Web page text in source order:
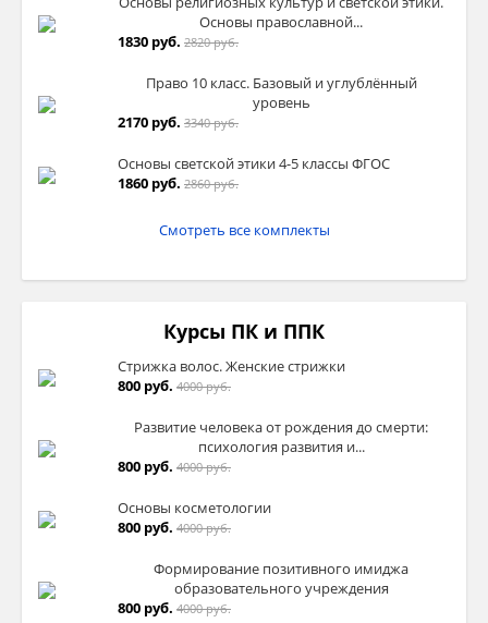
Основы православной...
1830 руб. 2820 руб.
Право 10 класс. Базовый и углублённый
уровень
2170 руб. 3340 руб.
Основы светской этики 4-5 классы ФГОС
1860 руб. 2860 руб.
Смотреть все комплекты
Курсы ПК и ППК
Стрижка волос. Женские стрижки
800 руб. 4000 руб.
Развитие человека от рождения до смерти:
психология развития и...
800 руб. 4000 руб.
Основы косметологии
800 руб. 4000 руб.
Формирование позитивного имиджа
образовательного учреждения
800 руб. 4000 руб.